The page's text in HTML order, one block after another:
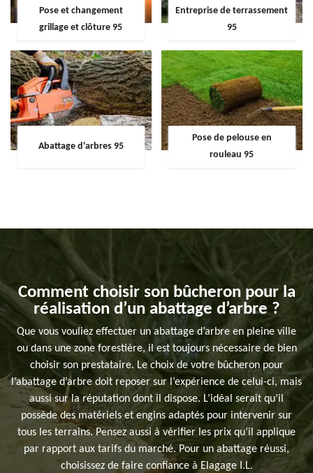
Pose et changement
grillage et clôture 95
Entreprise de terrassement
95
Abattage d'arbres 95
Pose de pelouse en
rouleau 95
Comment choisir son bûcheron pour la
réalisation d’un abattage d’arbre ?
Que vous vouliez effectuer un abattage d’arbre en pleine ville
ou dans une zone forestière, il est toujours nécessaire de bien
choisir son prestataire. Le choix de votre bûcheron pour
l’abattage d’arbre doit reposer sur l’expérience de celui-ci, mais
aussi sur la réputation dont il dispose. L’idéal serait qu’il
possède des matériels et engins adaptés pour intervenir sur
tous les terrains. Pensez aussi à vérifier les prix qu’il applique
par rapport aux tarifs du marché. Pour un abattage réussi,
choisissez de faire confiance à Elagage I.L.